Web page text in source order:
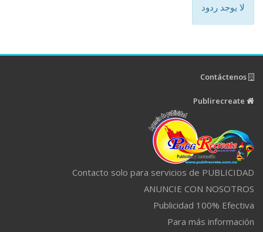
لا يوجد ردود
Contacto solo para servicios de PUBLICIDAD
ANUNCIE CON NOSOTROS
Publicidad 100% Efectiva
Para más información